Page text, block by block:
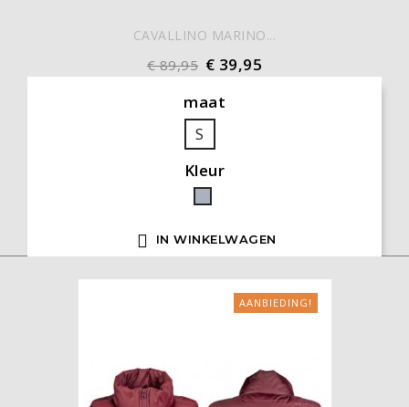
CAVALLINO MARINO...
€ 89,95 € 39,95
maat
S
Kleur
Grijs
 IN WINKELWAGEN
AANBIEDING!